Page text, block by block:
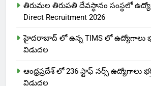
తిరుమల తిరుపతి దేవస్థానం సంస్థలో
Direct Recruitment 2026
హైదరాబాద్ లో ఉన్న TIMS లో ఉద్యోగాలు
విడుదల
ఆంధ్రప్రదేశ్ లో 236 స్టాఫ్ నర్స్ ఉద్యోగాలు
విడుదల